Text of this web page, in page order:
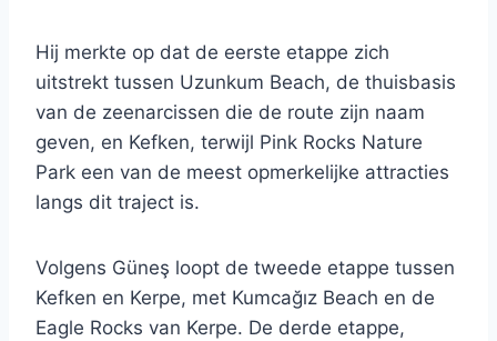
Hij merkte op dat de eerste etappe zich
uitstrekt tussen Uzunkum Beach, de thuisbasis
van de zeenarcissen die de route zijn naam
geven, en Kefken, terwijl Pink Rocks Nature
Park een van de meest opmerkelijke attracties
langs dit traject is.
Volgens Güneş loopt de tweede etappe tussen
Kefken en Kerpe, met Kumcağız Beach en de
Eagle Rocks van Kerpe. De derde etappe,